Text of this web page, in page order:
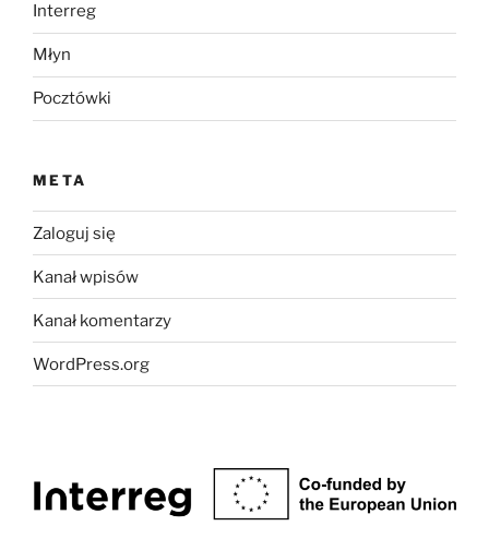
Interreg
Młyn
Pocztówki
META
Zaloguj się
Kanał wpisów
Kanał komentarzy
WordPress.org